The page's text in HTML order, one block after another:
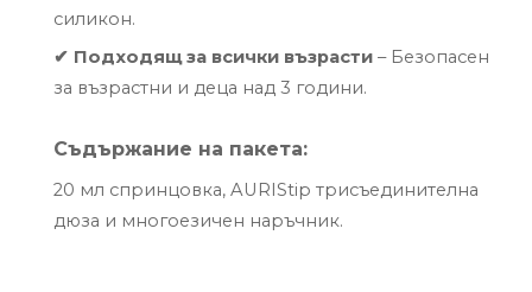
силикон.
✔ Подходящ за всички възрасти– Безопасен
за възрастни и деца над 3 години.
Съдържание на пакета:
20 мл спринцовка, AURIStip трисъединителна
дюза и многоезичен наръчник.